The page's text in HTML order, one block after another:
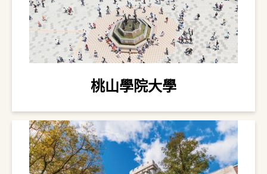
桃山學院大學